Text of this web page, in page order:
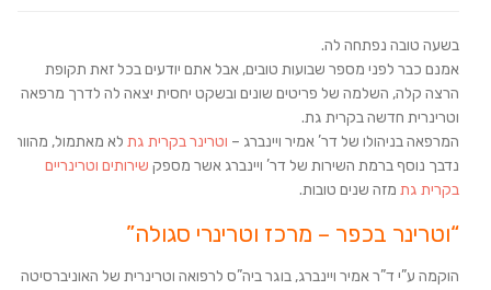
בשעה טובה נפתחה לה.
אמנם כבר לפני מספר שבועות טובים, אבל אתם יודעים בכל זאת תקופת
הרצה קלה, השלמה של פריטים שונים ובשקט יחסית יצאה לה לדרך מרפאה
וטרינרית חדשה בקרית גת.
המרפאה בניהולו של דר’ אמיר ויינברג – וטרינר בקרית גת לא מאתמול, מהווה
נדבך נוסף ברמת השירות של דר’ ויינברג אשר מספק שירותים וטרינריים
בקרית גת מזה שנים טובות.
“וטרינר בכפר – מרכז וטרינרי סגולה”
הוקמה ע”י ד”ר אמיר ויינברג, בוגר ביה”ס לרפואה וטרינרית של האוניברסיטה